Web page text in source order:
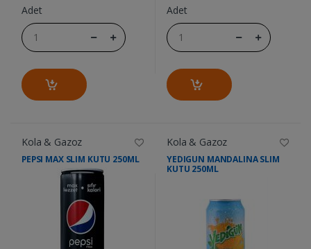
Adet Adet
Kola & Gazoz
PEPSI MAX SLIM KUTU 250ML
Kola & Gazoz
YEDIGUN MANDALINA SLIM
KUTU 250ML